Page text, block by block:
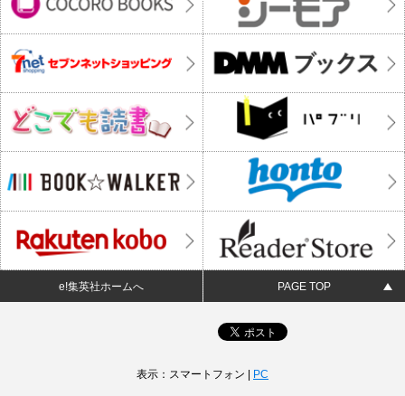
e!集英社ホームへ PAGE TOP
表示：スマートフォン | PC